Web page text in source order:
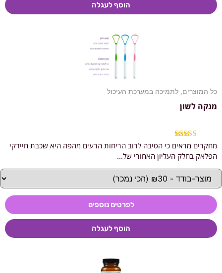
הוסף לעגלה
כל המוצרים, לתמיכה במערכת העיכול
מנקה לשון
לפרטים נוספים
הוסף לעגלה
מחקרים מראים כי הסיבה לרוב הריחות הרעים מהפה היא שכבת חיידקי
הפלאק בחלק העליון האחורי של...
דורג5.00
מתוך 5